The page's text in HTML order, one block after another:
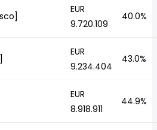
EUR
9.720.109
40.0%
EUR
9.234.404
43.0%
EUR
8.918.911
44.9%